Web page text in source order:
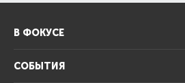
В ФОКУСЕ
СОБЫТИЯ